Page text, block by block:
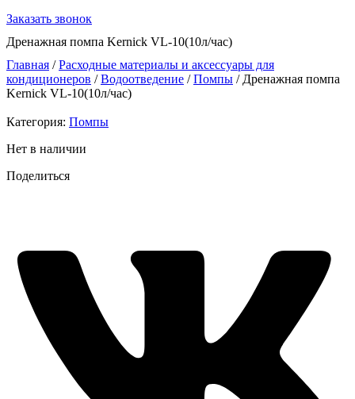
Заказать звонок
Дренажная помпа Kernick VL-10(10л/час)
Главная /Расходные материалы и аксессуары для
кондиционеров /Водоотведение /Помпы / Дренажная помпа
Kernick VL-10(10л/час)
Категория: Помпы
Нет в наличии
Поделиться